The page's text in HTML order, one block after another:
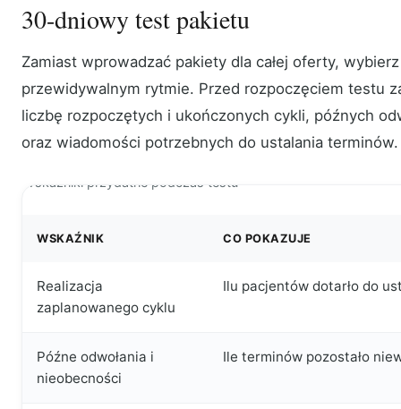
30-dniowy test pakietu
Zamiast wprowadzać pakiety dla całej oferty,
przewidywalnym rytmie. Przed rozpoczęciem testu
liczbę rozpoczętych i ukończonych cykli, późnych
oraz wiadomości potrzebnych do ustalania terminów.
Wskaźniki przydatne podczas testu
WSKAŹNIK CO POKAZUJE
Realizacja
zaplanowanego cyklu
Ilu pacjentów dotarło do
Późne odwołania i
nieobecności
Ile terminów pozostało